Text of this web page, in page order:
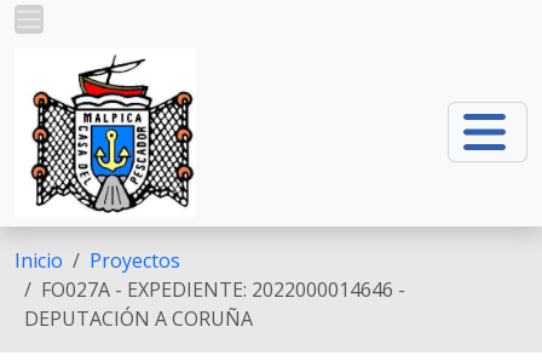
Pasar al contenido principal
Inicio
Proyectos
FO027A - EXPEDIENTE: 2022000014646 -
DEPUTACIÓN A CORUÑA